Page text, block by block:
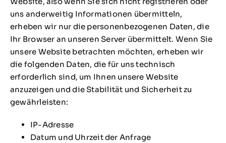
uns anderweitig Informationen übermitteln,
erheben wir nur die personenbezogenen Daten, die
Ihr Browser an unseren Server übermittelt. Wenn Sie
unsere Website betrachten möchten, erheben wir
die folgenden Daten, die für uns technisch
erforderlich sind, um Ihnen unsere Website
anzuzeigen und die Stabilität und Sicherheit zu
gewährleisten:
IP-Adresse
Datum und Uhrzeit der Anfrage